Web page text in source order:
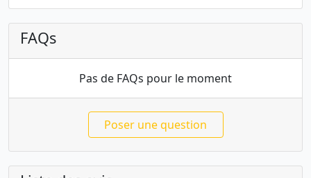
FAQs
Pas de FAQs pour le moment
Poser une question